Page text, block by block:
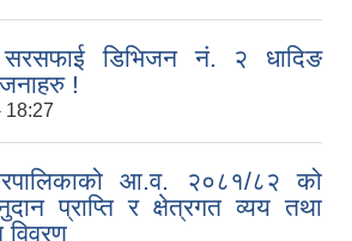
सरसफाई डिभिजन नं. २ धादिङ
!
18:27
आ.व. २०८१/८२ को
प्राप्ति र क्षेत्रगत व्यय तथा
विवरण